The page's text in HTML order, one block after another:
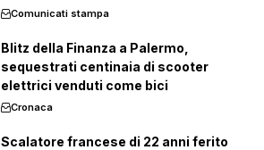
Comunicati stampa
Blitz della Finanza a Palermo,
sequestrati centinaia di scooter
elettrici venduti come bici
Cronaca
Scalatore francese di 22 anni ferito